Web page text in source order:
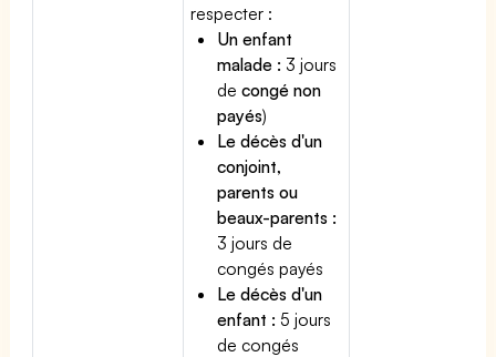
respecter :
Un enfant
malade : 3 jours
decongé non
payés)
Le décès d'un
conjoint,
parents ou
beaux-parents :
3 jours de
congés payés
Le décès d'un
enfant : 5 jours
de congés